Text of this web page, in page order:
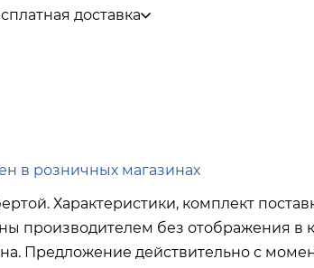
доставка
в розничных магазинах
Характеристики, комплект
производителем без отображения в
Предложение действительно с